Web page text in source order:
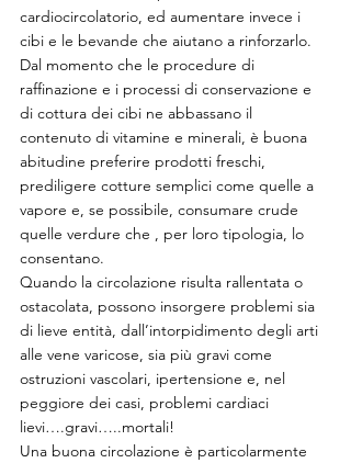
cardiocircolatorio, ed aumentare invece i
cibi e le bevande che aiutano a rinforzarlo.
Dal momento che le procedure di
raffinazione e i processi di conservazione e
di cottura dei cibi ne abbassano il
contenuto di vitamine e minerali, è buona
abitudine preferire prodotti freschi,
prediligere cotture semplici come quelle a
vapore e, se possibile, consumare crude
quelle verdure che , per loro tipologia, lo
consentano.
Quando la circolazione risulta rallentata o
ostacolata, possono insorgere problemi sia
di lieve entità, dall’intorpidimento degli arti
alle vene varicose, sia più gravi come
ostruzioni vascolari, ipertensione e, nel
peggiore dei casi, problemi cardiaci
lievi….gravi…..mortali!
Una buona circolazione è particolarmente